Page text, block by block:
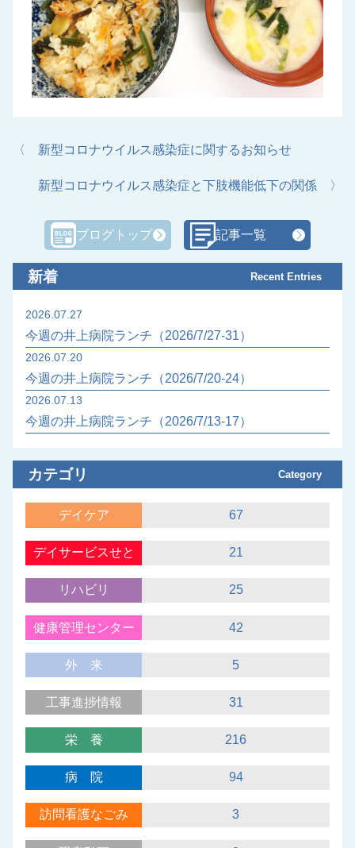
〈 新型コロナウイルス感染症に関するお知らせ
新型コロナウイルス感染症と下肢機能低下の関係 〉
ブログトップ 記事一覧
新着 Recent Entries
2026.07.27
今週の井上病院ランチ（2026/7/27-31）
2026.07.20
今週の井上病院ランチ（2026/7/20-24）
2026.07.13
今週の井上病院ランチ（2026/7/13-17）
カテゴリ Category
デイケア 67
デイサービスせと 21
リハビリ 25
健康管理センター 42
外来 5
工事進捗情報 31
栄養 216
病院 94
訪問看護なごみ 3